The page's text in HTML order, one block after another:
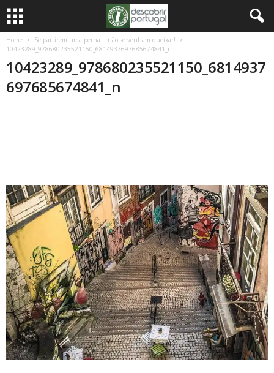
Home
Se partirem uma perna… não se venham queixar!
10423289_978680235521150_6814937697685674841_n
10423289_978680235521150_6814937
697685674841_n